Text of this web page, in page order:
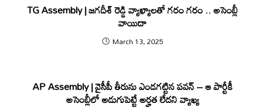
TG Assembly | జ‌గ‌దీశ్ రెడ్డి వ్యాఖ్యాల‌తో గ‌రం గ‌రం .. అసెంబ్లీ
వాయిదా
March 13, 2025
AP Assembly | వైసీపీ తీరును ఎండ‌గ‌ట్టిన ప‌వ‌న్ – ఆ పార్టీకీ
అసెంబ్లీలో అడుగుపెట్టే అర్హ‌త లేద‌ని వ్యాఖ్య